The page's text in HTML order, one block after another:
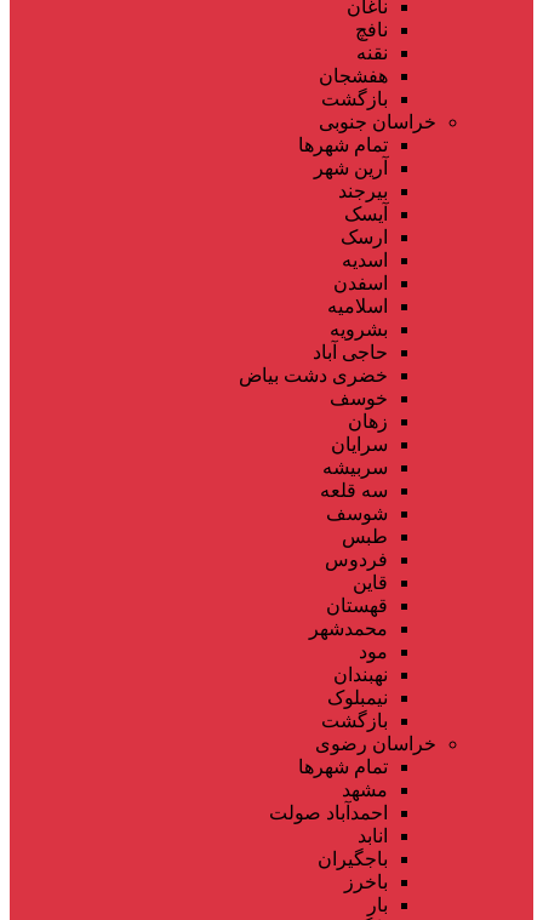
ناغان
نافچ
نقنه
هفشجان
بازگشت
خراسان جنوبی
تمام شهر‌ها
آرین شهر
بیرجند
آیسک
ارسک
اسدیه
اسفدن
اسلامیه
بشرویه
حاجی آباد
خضری دشت بیاض
خوسف
زهان
سرایان
سربیشه
سه قلعه
شوسف
طبس
فردوس
قاین
قهستان
محمدشهر
مود
نهبندان
نیمبلوک
بازگشت
خراسان رضوی
تمام شهر‌ها
مشهد
احمدآباد صولت
انابد
باجگیران
باخرز
بار